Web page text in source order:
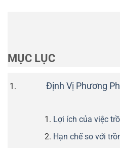
MỤC LỤC
Định Vị Phương
Lợi ích của việc
Hạn chế so với